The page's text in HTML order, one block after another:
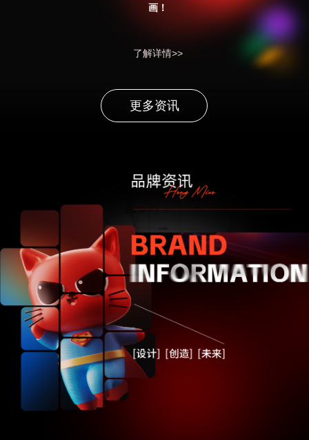
画！
了解详情>>
更多资讯